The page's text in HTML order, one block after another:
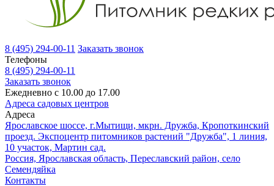
8 (495) 294-00-11 Заказать звонок
Телефоны
8 (495) 294-00-11
Заказать звонок
Ежедневно с 10.00 до 17.00
Адреса садовых центров
Адреса
Ярославское шоссе, г.Мытищи, мкрн. Дружба, Кропоткинский
проезд. Экспоцентр питомников растений "Дружба", 1 линия,
10 участок, Мартин сад.
Россия, Ярославская область, Переславский район, село
Семендяйка
Контакты